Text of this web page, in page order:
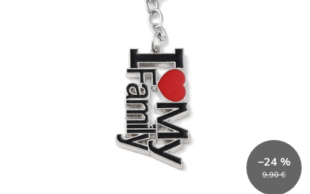
9,90 €
–24 %